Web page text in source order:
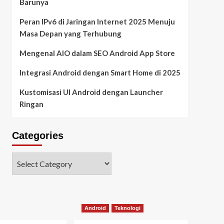
Barunya
Peran IPv6 di Jaringan Internet 2025 Menuju
Masa Depan yang Terhubung
Mengenal AIO dalam SEO Android App Store
Integrasi Android dengan Smart Home di 2025
Kustomisasi UI Android dengan Launcher
Ringan
Categories
Android Teknologi